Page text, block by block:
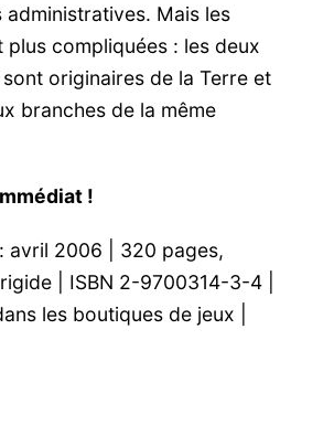
administratives. Mais les
plus compliquées : les deux
originaires de la Terre et
branches de la même
!
avril 2006 | 320 pages,
| ISBN 2-9700314-3-4 |
les boutiques de jeux |